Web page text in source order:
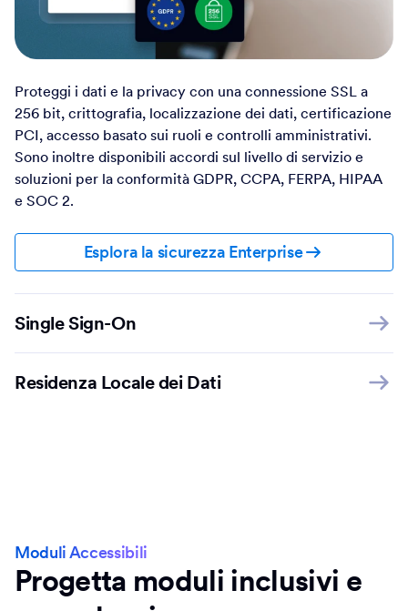
Proteggi i dati e la privacy con una connessione SSL a
256 bit, crittografia, localizzazione dei dati, certificazione
PCI, accesso basato sui ruoli e controlli amministrativi.
Sono inoltre disponibili accordi sul livello di servizio e
soluzioni per la conformità GDPR, CCPA, FERPA, HIPAA
e SOC 2.
Esplora la sicurezza Enterprise
Single Sign-On
Residenza Locale dei Dati
Moduli Accessibili
Progetta moduli inclusivi e